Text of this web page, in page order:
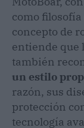
como
concepto de
entiende que
también
un estilo
razón, sus
protección
tecnología